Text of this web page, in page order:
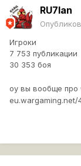
RU7lan
Игроки
7 753 публикации
30 353 боя
оу вы вообще про
eu.wargaming.net/